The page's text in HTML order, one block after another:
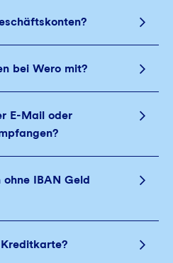
bei Wero mit?
E‑Mail oder
IBAN Geld